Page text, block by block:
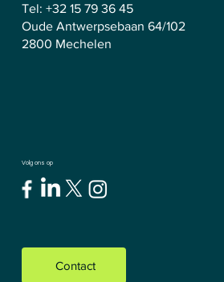
Tel: +32 15 79 36 45
Oude Antwerpsebaan 64/102
2800 Mechelen
Volg ons op
Contact